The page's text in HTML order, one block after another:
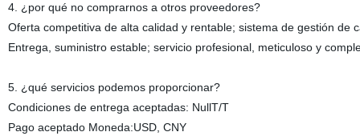
4. ¿por qué no comprarnos a otros proveedores?
Oferta competitiva de alta calidad y rentable; sistema de gestión
Entrega, suministro estable; servicio profesional, meticuloso y
5. ¿qué servicios podemos proporcionar?
Condiciones de entrega aceptadas: NullT/T
Pago aceptado Moneda:USD, CNY